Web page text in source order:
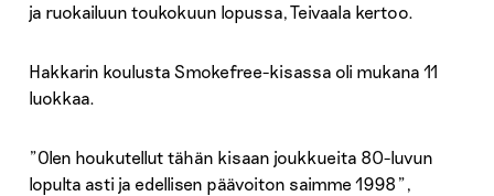
ja ruokailuun toukokuun lopussa, Teivaala kertoo.
Hakkarin koulusta Smokefree-kisassa oli mukana 11
luokkaa.
”Olen houkutellut tähän kisaan joukkueita 80-luvun
lopulta asti ja edellisen päävoiton saimme 1998”,